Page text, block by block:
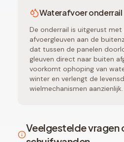
Waterafvoer onderrail
De onderrail is uitgerust met
afvoergleuven aan de
dat tussen de panelen
gleuven direct naar buiten
voorkomt ophoping van
winter en verlengt de
wielmechanismen aanzienlijk.
Veelgestelde vragen